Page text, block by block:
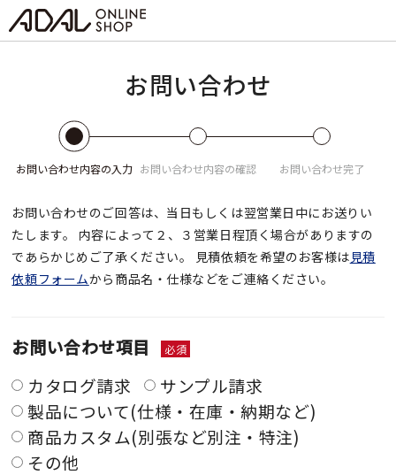
お問い合わせ
お問い合わせ内容の入力 お問い合わせ内容の確認 お問い合わせ完了
お問い合わせのご回答は、当日もしくは翌営業日中にお送りい
たします。
内容によって２、３営業日程頂く場合がありますの
であらかじめご了承ください。
見積依頼を希望のお客様は見積
依頼フォームから商品名・仕様などをご連絡ください。
お問い合わせ項目 必須
カタログ請求
サンプル請求
製品について(仕様・在庫・納期など)
商品カスタム(別張など別注・特注)
その他